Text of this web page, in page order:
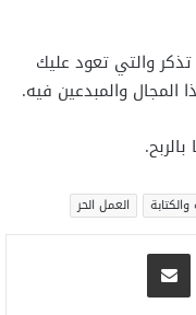
والتي تعود عليك
المجال والمبدعين فيه.
والكتابة العمل الحر
مشاركة عبر البريد